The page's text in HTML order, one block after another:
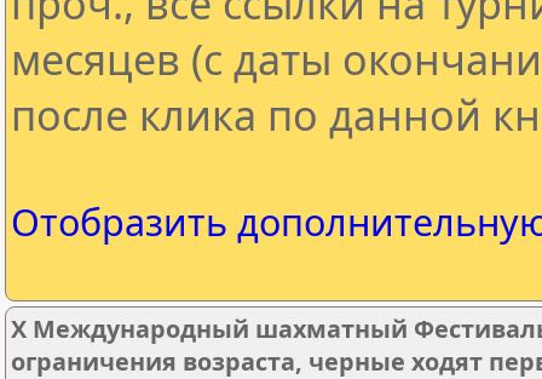
месяцев (с даты
после клика по данной
Отобразить
X Международный шахматный
ограничения возраста, черные ходят